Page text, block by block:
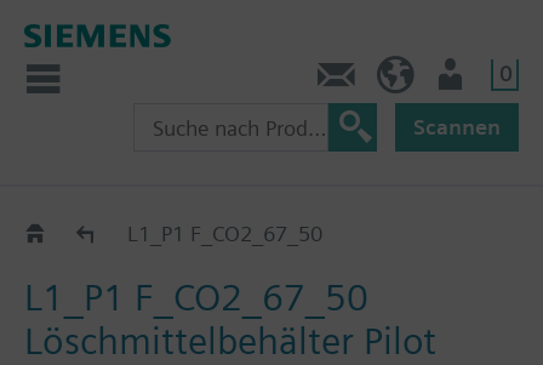
0
Scannen
KatalogL1_P1 F_CO2_67_50
L1_P1 F_CO2_67_50
Löschmittelbehälter Pilot